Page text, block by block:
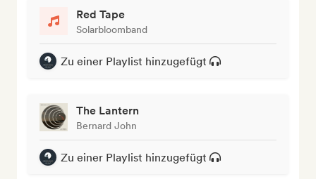
Red Tape
Solarbloomband
Zu einer Playlist hinzugefügt
The Lantern
Bernard John
Zu einer Playlist hinzugefügt